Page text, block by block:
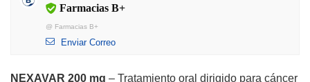
Farmacias B+
@ Farmacias B+
Enviar Correo
NEXAVAR 200 mg – Tratamiento oral dirigido para cáncer